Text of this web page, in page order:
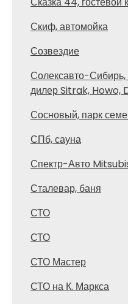
Скиф, автомойка
Созвездие
Солексавто-
дилер Sitrak, Howo,
Сосновый, парк
СПб, сауна
Спектр-Авто
Сталевар, баня
СТО
СТО
СТО Мастер
СТО на К. Маркса